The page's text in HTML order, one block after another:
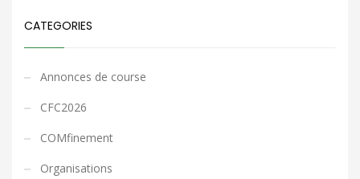
CATEGORIES
Annonces de course
CFC2026
COMfinement
Organisations